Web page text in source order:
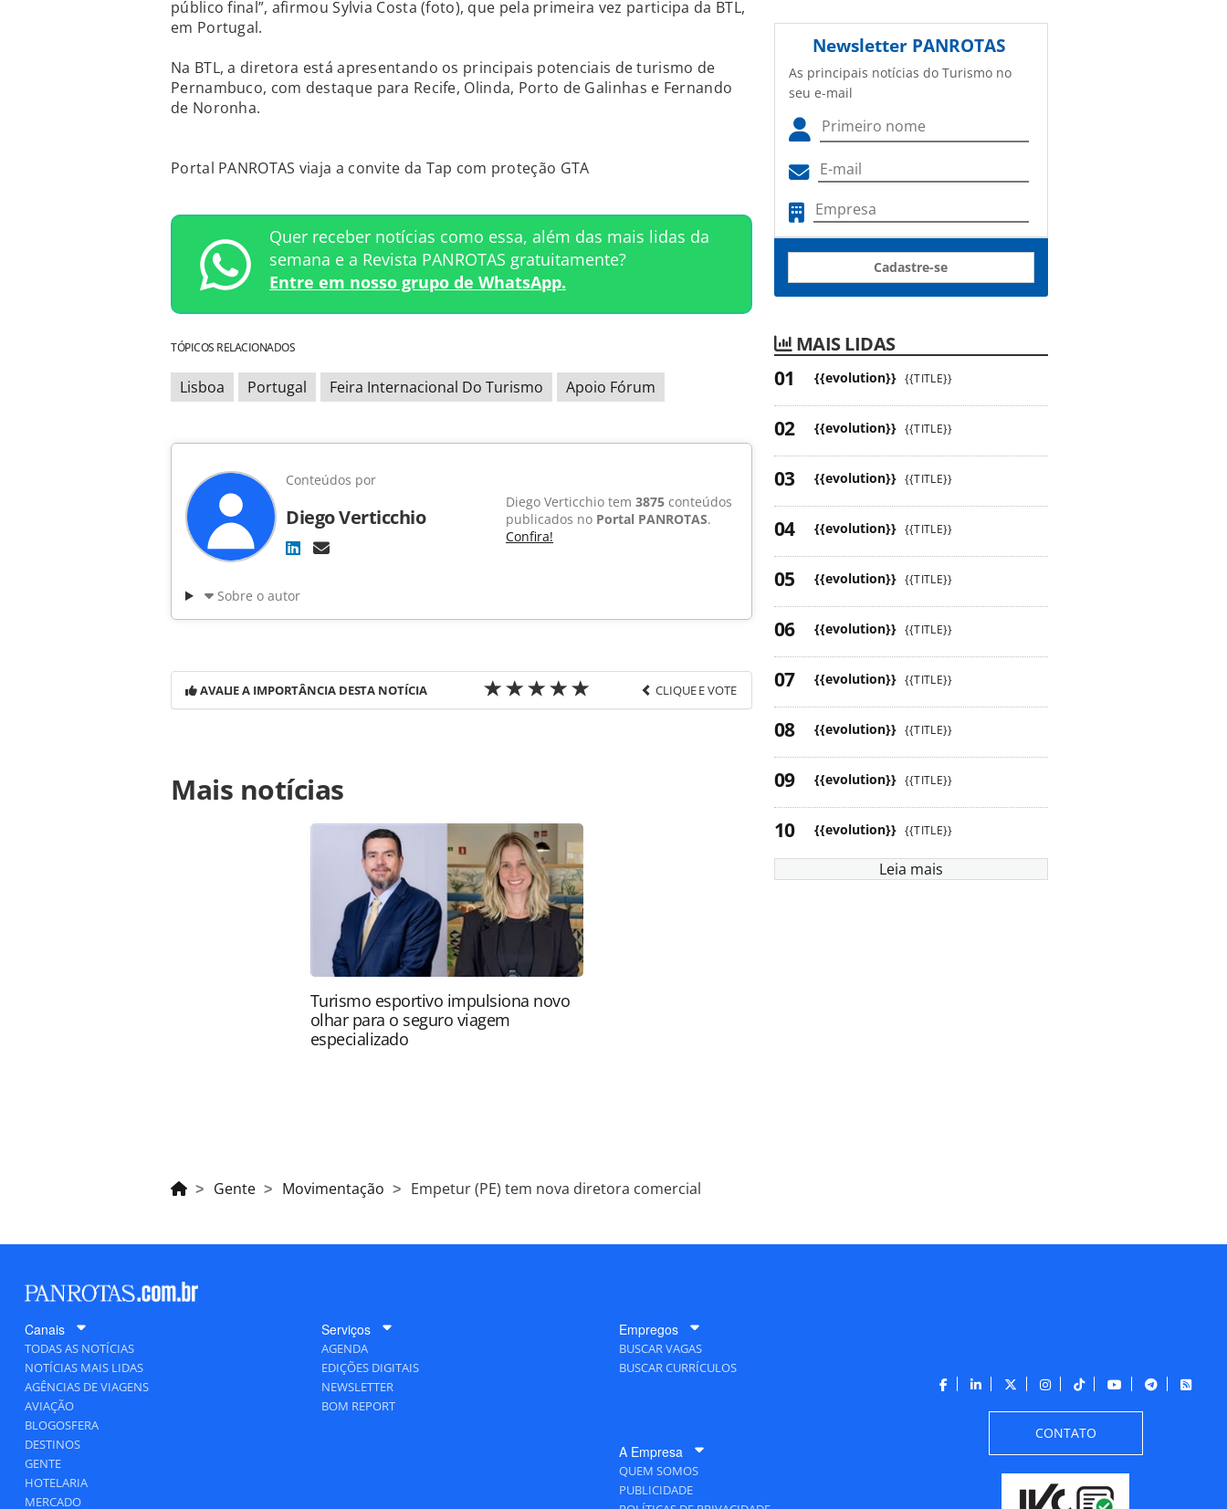
público final”, afirmou Sylvia Costa (foto), que pela primeira vez participa da BTL,
em Portugal.
Na BTL, a diretora está apresentando os principais potenciais de turismo de
Pernambuco, com destaque para Recife, Olinda, Porto de Galinhas e Fernando
de Noronha.
Portal PANROTAS viaja a convite da Tap com proteção GTA
Quer receber notícias como essa, além das mais lidas da
semana e a Revista PANROTAS gratuitamente?
Entre em nosso grupo de WhatsApp.
TÓPICOS RELACIONADOS
Lisboa Portugal Feira Internacional Do Turismo Apoio Fórum
Conteúdos por
Diego Verticchio
Diego Verticchio tem 3875 conteúdos
publicados no Portal PANROTAS.
Confira!
Sobre o autor
AVALIE A IMPORTÂNCIA DESTA NOTÍCIA CLIQUE E VOTE
https://www.panrotas.com.br/noticia-turismo/gente/2015/02/empetur-pe-tem-nova-
diretora-comercial_111070.html ou as ferramentas oferecidas na página. Todo o
conteúdo produzido pela PANROTAS Editora é protegido pela legislação brasileira sobre
direito autoral. Não reproduza o conteúdo sem autorização da PANROTAS Editora
(copyright@panrotas.com.br).
Mais notícias
Turismo esportivo impulsiona novo
olhar para o seguro viagem
especializado
Newsletter PANROTAS
As principais notícias do Turismo no
seu e-mail
Cadastre-se
MAIS LIDAS
{{evolution}} {{TITLE}}
{{evolution}} {{TITLE}}
{{evolution}} {{TITLE}}
{{evolution}} {{TITLE}}
{{evolution}} {{TITLE}}
{{evolution}} {{TITLE}}
{{evolution}} {{TITLE}}
{{evolution}} {{TITLE}}
{{evolution}} {{TITLE}}
{{evolution}} {{TITLE}}
Leia mais
Gente Movimentação Empetur (PE) tem nova diretora comercial
Canais
TODAS AS NOTÍCIAS
NOTÍCIAS MAIS LIDAS
AGÊNCIAS DE VIAGENS
AVIAÇÃO
BLOGOSFERA
DESTINOS
GENTE
HOTELARIA
MERCADO
Serviços
AGENDA
EDIÇÕES DIGITAIS
NEWSLETTER
BOM REPORT
Empregos
BUSCAR VAGAS
BUSCAR CURRÍCULOS
A Empresa
QUEM SOMOS
PUBLICIDADE
CONTATO